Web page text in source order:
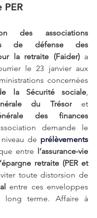
PER
des associations
de défense des
la retraite (Faider) a
le 23 janvier aux
concernées
la Sécurité sociale
du Trésor
des finances
demande le
de prélèvements
entre
retraite (PER et
toute distorsion de
entre ces enveloppes
long terme. Affaire à